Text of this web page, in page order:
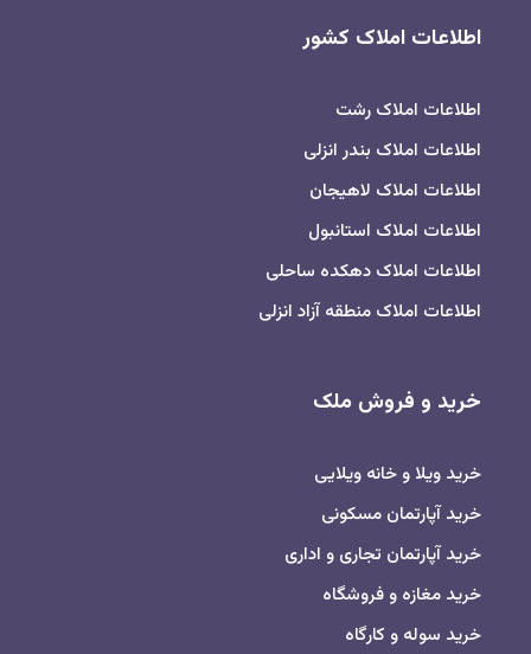
اطلاعات املاک کشور
اطلاعات املاک رشت
اطلاعات املاک بندر انزلی
اطلاعات املاک لاهیجان
اطلاعات املاک استانبول
اطلاعات املاک دهکده ساحلی
اطلاعات املاک منطقه آزاد انزلی
خرید و فروش ملک
خرید ویلا و خانه ویلایی
خرید آپارتمان مسکونی
خرید آپارتمان تجاری و اداری
خرید مغازه و فروشگاه
خرید سوله و کارگاه